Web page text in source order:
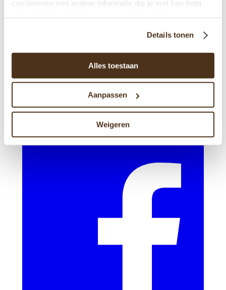
combineren met andere informatie die je met hen hebt
Details tonen
Alles toestaan
Aanpassen
Weigeren
Reserveren